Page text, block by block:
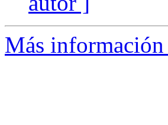
Más